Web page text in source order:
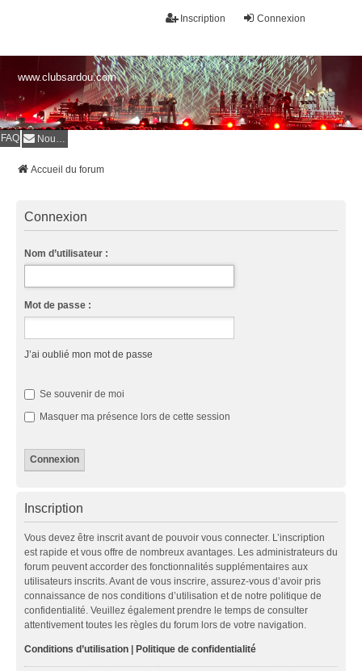
Connexion
Inscription
www.clubsardou.com
FAQ Nous contacter
Accueil du forum
Connexion
Nom d’utilisateur :
Mot de passe :
J’ai oublié mon mot de passe
Se souvenir de moi
Masquer ma présence lors de cette session
Inscription
Vous devez être inscrit avant de pouvoir vous connecter. L’inscription
est rapide et vous offre de nombreux avantages. Les administrateurs du
forum peuvent accorder des fonctionnalités supplémentaires aux
utilisateurs inscrits. Avant de vous inscrire, assurez-vous d’avoir pris
connaissance de nos conditions d’utilisation et de notre politique de
confidentialité. Veuillez également prendre le temps de consulter
attentivement toutes les règles du forum lors de votre navigation.
Conditions d’utilisation | Politique de confidentialité